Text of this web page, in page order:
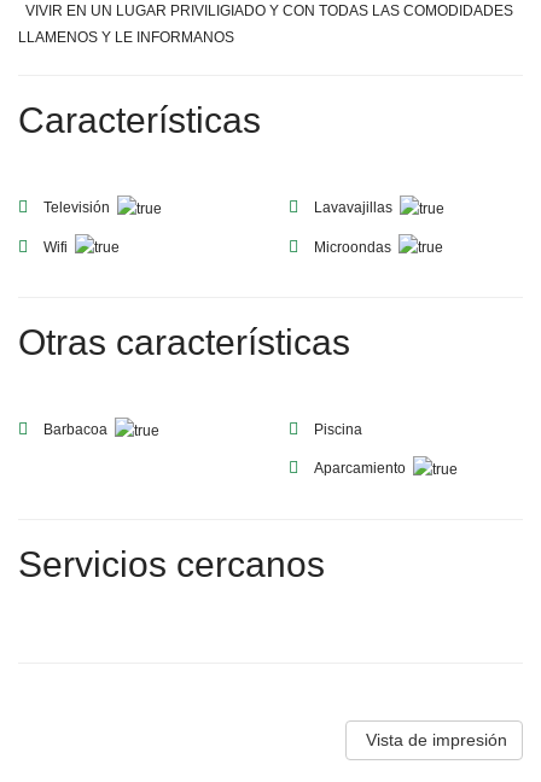
VIVIR EN UN LUGAR PRIVILIGIADO Y CON TODAS LAS COMODIDADES
LLAMENOS Y LE INFORMANOS
Características
Televisión Lavavajillas
Wifi Microondas
Otras características
Barbacoa Piscina
Aparcamiento
Servicios cercanos
Vista de impresión